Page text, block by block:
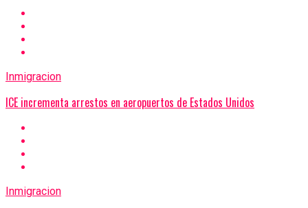
Inmigracion
ICE incrementa arrestos en aeropuertos de Estados Unidos
Inmigracion